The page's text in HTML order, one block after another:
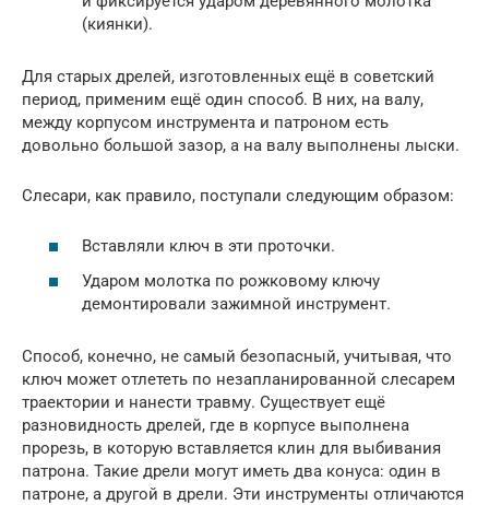
(киянки).
Для старых дрелей, изготовленных ещё в советский
период, применим ещё один способ. В них, на валу,
между корпусом инструмента и патроном есть
довольно большой зазор, а на валу выполнены лыски.
Слесари, как правило, поступали следующим образом:
Вставляли ключ в эти проточки.
Ударом молотка по рожковому ключу
демонтировали зажимной инструмент.
Способ, конечно, не самый безопасный, учитывая, что
ключ может отлететь по незапланированной слесарем
траектории и нанести травму. Существует ещё
разновидность дрелей, где в корпусе выполнена
прорезь, в которую вставляется клин для выбивания
патрона. Такие дрели могут иметь два конуса: один в
патроне, а другой в дрели. Эти инструменты отличаются